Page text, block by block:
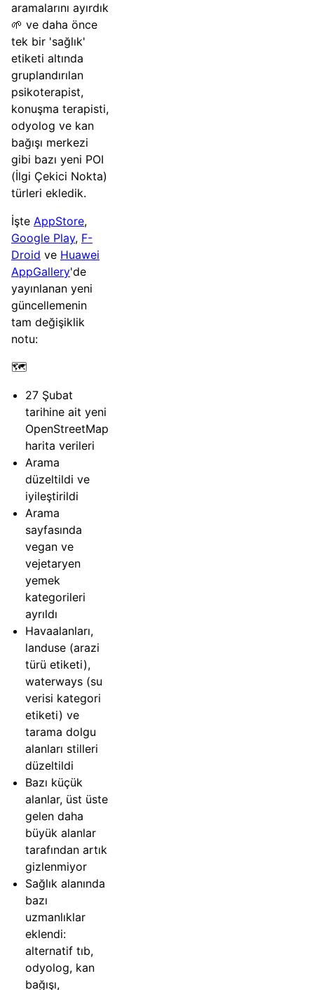
aramalarını ayırdık
🌱 ve daha önce
tek bir 'sağlık'
etiketi altında
gruplandırılan
psikoterapist,
konuşma terapisti,
odyolog ve kan
bağışı merkezi
gibi bazı yeni POI
(İlgi Çekici Nokta)
türleri ekledik.
İşte AppStore,
Google Play, F-
Droid ve Huawei
AppGallery'de
yayınlanan yeni
güncellemenin
tam değişiklik
notu:
🗺️
27 Şubat
tarihine ait yeni
OpenStreetMap
harita verileri
Arama
düzeltildi ve
iyileştirildi
Arama
sayfasında
vegan ve
vejetaryen
yemek
kategorileri
ayrıldı
Havaalanları,
landuse (arazi
türü etiketi),
waterways (su
verisi kategori
etiketi) ve
tarama dolgu
alanları stilleri
düzeltildi
Bazı küçük
alanlar, üst üste
gelen daha
büyük alanlar
tarafından artık
gizlenmiyor
Sağlık alanında
bazı
uzmanlıklar
eklendi:
alternatif tıb,
odyolog, kan
bağışı,